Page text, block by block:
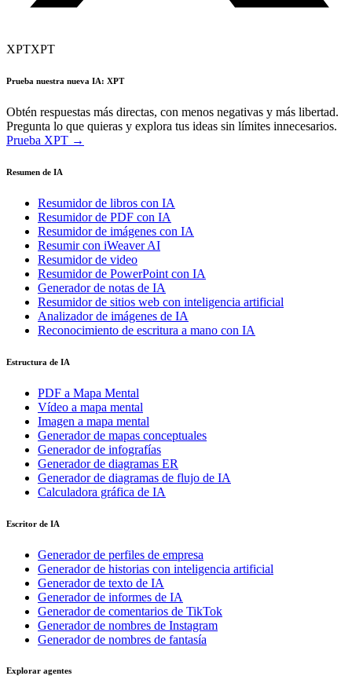
XPTXPT
Prueba nuestra nueva IA: XPT
Obtén respuestas más directas, con menos negativas y más libertad.
Pregunta lo que quieras y explora tus ideas sin límites innecesarios.
Prueba XPT →
Resumen de IA
Resumidor de libros con IA
Resumidor de PDF con IA
Resumidor de imágenes con IA
Resumir con iWeaver AI
Resumidor de video
Resumidor de PowerPoint con IA
Generador de notas de IA
Resumidor de sitios web con inteligencia artificial
Analizador de imágenes de IA
Reconocimiento de escritura a mano con IA
Estructura de IA
PDF a Mapa Mental
Vídeo a mapa mental
Imagen a mapa mental
Generador de mapas conceptuales
Generador de infografías
Generador de diagramas ER
Generador de diagramas de flujo de IA
Calculadora gráfica de IA
Escritor de IA
Generador de perfiles de empresa
Generador de historias con inteligencia artificial
Generador de texto de IA
Generador de informes de IA
Generador de comentarios de TikTok
Generador de nombres de Instagram
Generador de nombres de fantasía
Explorar agentes